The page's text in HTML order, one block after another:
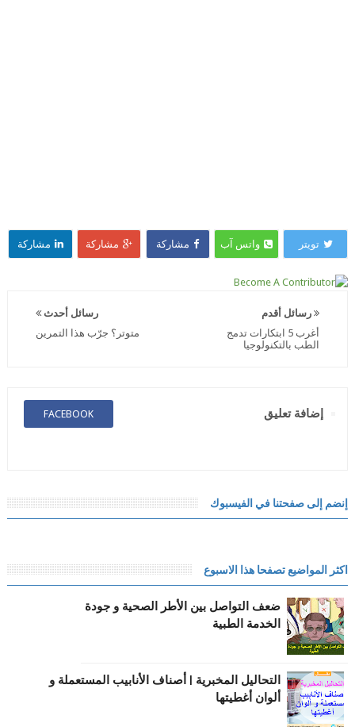
تويتر واتس آب مشاركة مشاركة مشاركة
رسائل أحدث
متوتر؟ جرّب هذا التمرين
رسائل أقدم
أغرب 5 ابتكارات تدمج
الطب بالتكنولوجيا
إضافة تعليق FACEBOOK
إنضم إلى صفحتنا في الفيسبوك
اكثر المواضيع تصفحا هذا الاسبوع
ضعف التواصل بين الأطر الصحية و جودة
الخدمة الطبية
التحاليل المخبرية | أصناف الأنابيب المستعملة و
ألوان أغطيتها